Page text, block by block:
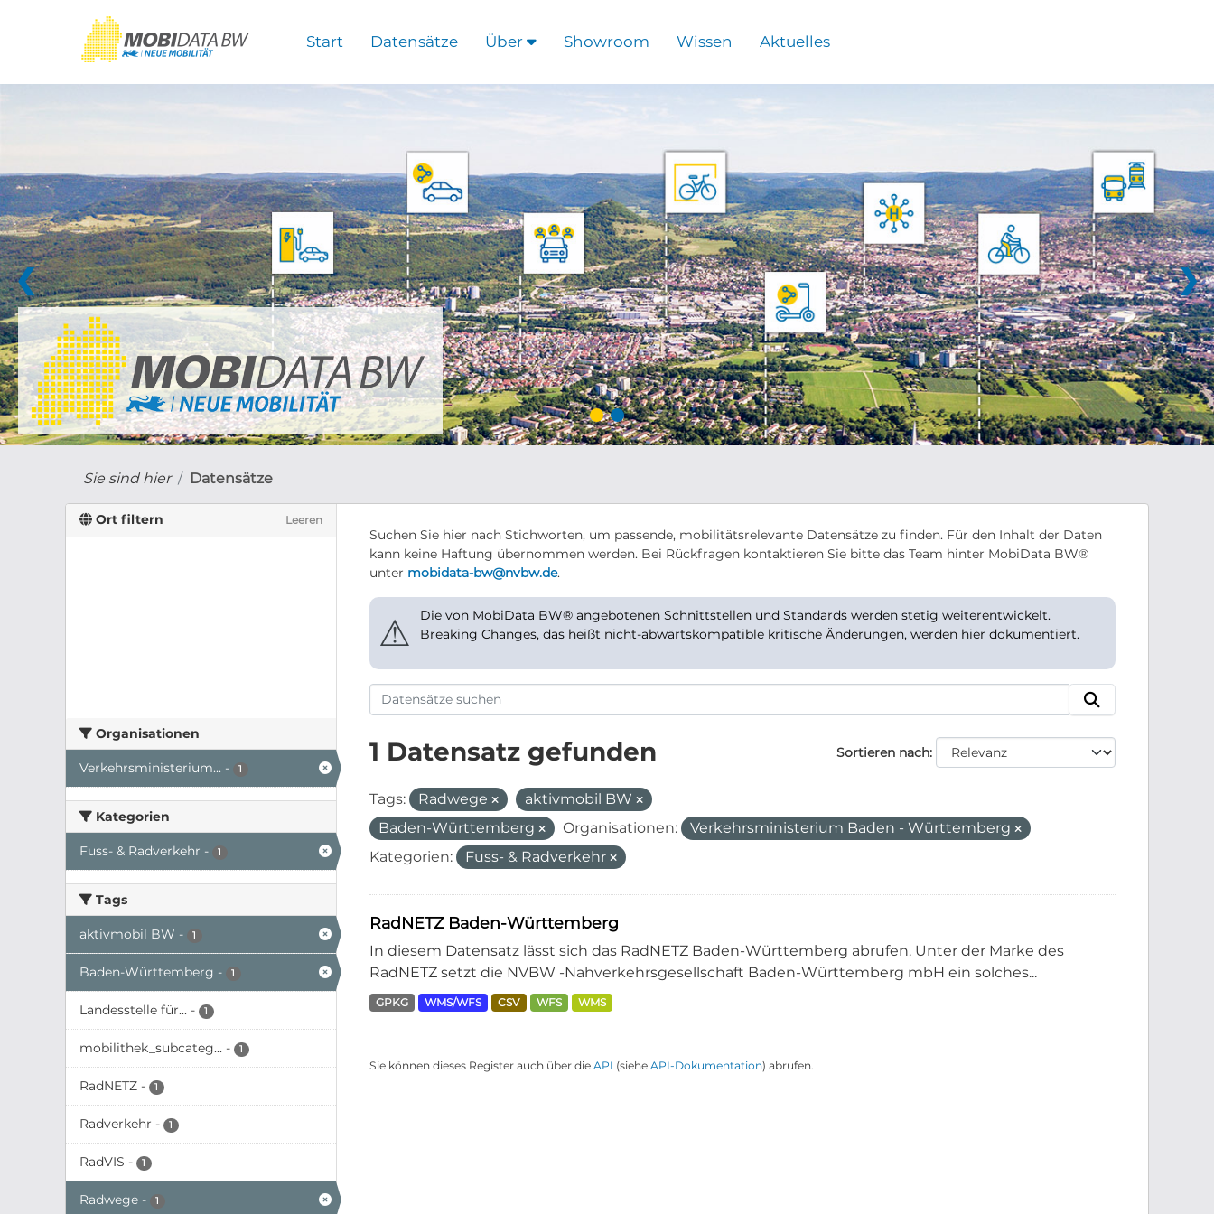
Start Datensätze Über Showroom Wissen Aktuelles
❮ ❯
Sie sind hier Datensätze
Ort filtern Leeren
Organisationen
Verkehrsministerium... - 1
Kategorien
Fuss- & Radverkehr - 1
Tags
aktivmobil BW - 1
Baden-Württemberg - 1
Landesstelle für... - 1
mobilithek_subcateg... - 1
RadNETZ - 1
Radverkehr - 1
RadVIS - 1
Radwege - 1
Suchen Sie hier nach Stichworten, um passende, mobilitätsrelevante Datensätze zu finden. Für den Inhalt der Daten
kann keine Haftung übernommen werden. Bei Rückfragen kontaktieren Sie bitte das Team hinter MobiData BW®
unter mobidata-bw@nvbw.de.
⚠
Die von MobiData BW® angebotenen Schnittstellen und Standards werden stetig weiterentwickelt.
Breaking Changes, das heißt nicht-abwärtskompatible kritische Änderungen, werden hier dokumentiert.
Sortieren nach
1 Datensatz gefunden
Tags: Radwege
aktivmobil BW
Baden-Württemberg
Organisationen:
Verkehrsministerium Baden - Württemberg
Kategorien:
Fuss- & Radverkehr
RadNETZ Baden-Württemberg
In diesem Datensatz lässt sich das RadNETZ Baden-Württemberg abrufen. Unter der Marke des
RadNETZ setzt die NVBW -Nahverkehrsgesellschaft Baden-Württemberg mbH ein solches...
GPKG WMS/WFS CSV WFS WMS
Sie können dieses Register auch über die API (siehe API-Dokumentation) abrufen.